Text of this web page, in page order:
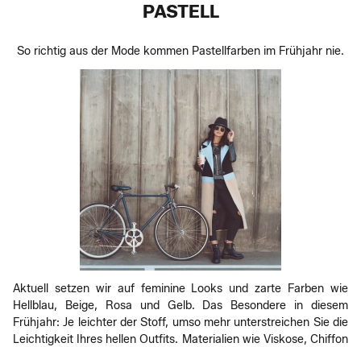
PASTELL
So richtig aus der Mode kommen Pastellfarben im Frühjahr nie.
Aktuell setzen wir auf feminine Looks und zarte Farben wie
Hellblau, Beige, Rosa und Gelb. Das Besondere in diesem
Frühjahr: Je leichter der Stoff, umso mehr unterstreichen Sie die
Leichtigkeit Ihres hellen Outfits. Materialien wie Viskose, Chiffon